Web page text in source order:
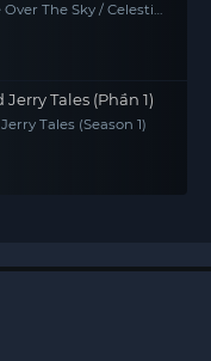
The Sky / Celestial
Jerry Tales (Phần 1)
Tales (Season 1)